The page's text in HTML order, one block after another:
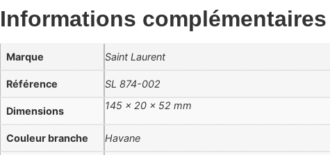
Informations complémentaires
Référence SL 874-002
Dimensions 145 × 20 × 52 mm
Couleur branche Havane
Marque Saint Laurent